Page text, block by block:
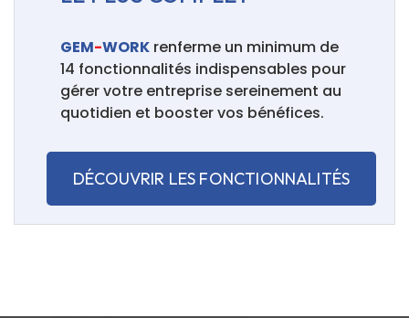
GEM-WORK renferme un minimum de
14 fonctionnalités indispensables pour
gérer votre entreprise sereinement au
quotidien et booster vos bénéfices.
DÉCOUVRIR LES FONCTIONNALITÉS